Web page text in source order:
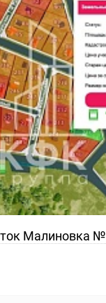
Малиновка №